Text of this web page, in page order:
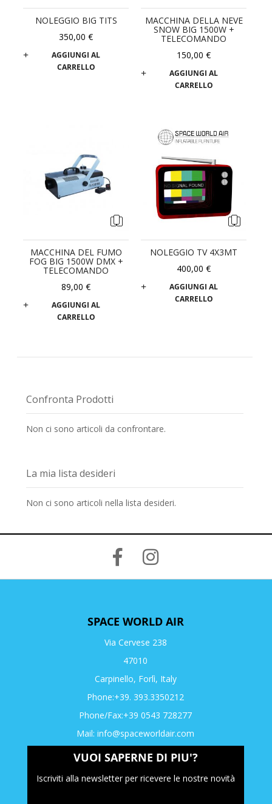
NOLEGGIO BIG TITS
350,00 €
AGGIUNGI AL
CARRELLO
MACCHINA DELLA NEVE
SNOW BIG 1500W +
TELECOMANDO
150,00 €
AGGIUNGI AL
CARRELLO
MACCHINA DEL FUMO
FOG BIG 1500W DMX +
TELECOMANDO
89,00 €
AGGIUNGI AL
CARRELLO
NOLEGGIO TV 4X3MT
400,00 €
AGGIUNGI AL
CARRELLO
Confronta Prodotti
Non ci sono articoli da confrontare.
La mia lista desideri
Non ci sono articoli nella lista desideri.
SPACE WORLD AIR
Via Cervese 238
47010
Carpinello, Forlì, Italy
Phone:+39. 393.3350212
Phone/Fax:+39 0543 728277
Mail: info@spaceworldair.com
VUOI SAPERNE DI PIU'?
Iscriviti alla newsletter per ricevere le nostre novità